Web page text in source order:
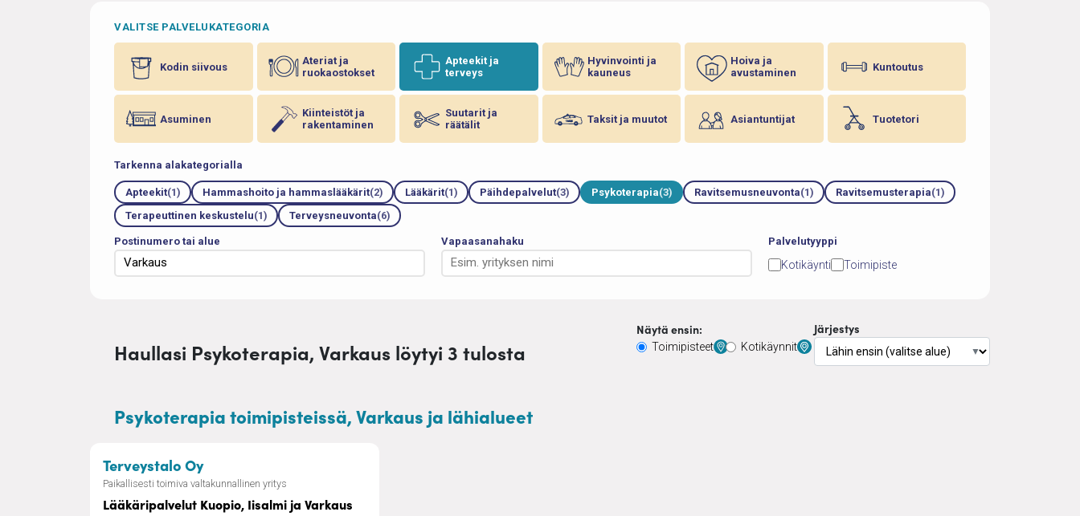
VALITSE PALVELUKATEGORIA
Kodin siivous
Ateriat ja
ruokaostokset
Apteekit ja
terveys
Hyvinvointi ja
kauneus
Hoiva ja
avustaminen
Kuntoutus
Asuminen
Kiinteistöt ja
rakentaminen
Suutarit ja
räätälit
Taksit ja muutot Asiantuntijat Tuotetori
Tarkenna alakategorialla
Apteekit(1) Hammashoito ja hammaslääkärit(2) Lääkärit(1) Päihdepalvelut(3) Psykoterapia(3) Ravitsemusneuvonta(1) Ravitsemusterapia(1)
Terapeuttinen keskustelu(1) Terveysneuvonta(6)
Postinumero tai alue Vapaasanahaku Palvelutyyppi
Kotikäynti Toimipiste
Haullasi Psykoterapia, Varkaus löytyi 3 tulosta
Näytä ensin:
Toimipisteet Kotikäynnit
Järjestys
▼
Psykoterapia toimipisteissä, Varkaus ja lähialueet
Terveystalo Oy– Lääkäripalvelut Kuopio, Iisalmi ja Varkaus
Paikallisesti toimiva valtakunnallinen yritys
Lääkäripalvelut Kuopio, Iisalmi ja Varkaus